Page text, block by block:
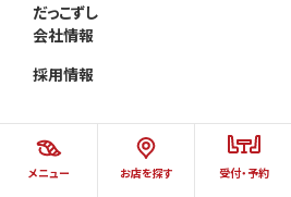
メニュー お店を探す 受付・予約
だっこずし
会社情報
採用情報
©AKINDO SUSHIRO CO.,LTD.ALL RIGHTS RESERVED.